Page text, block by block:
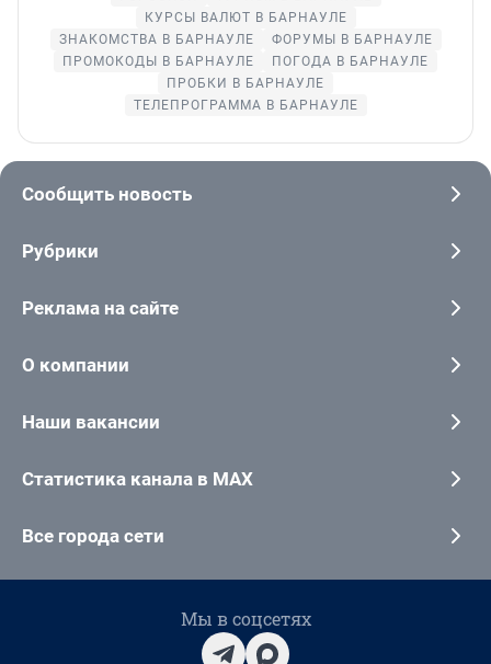
КУРСЫ ВАЛЮТ В БАРНАУЛЕ
ЗНАКОМСТВА В БАРНАУЛЕ
ФОРУМЫ В БАРНАУЛЕ
ПРОМОКОДЫ В БАРНАУЛЕ
ПОГОДА В БАРНАУЛЕ
ПРОБКИ В БАРНАУЛЕ
ТЕЛЕПРОГРАММА В БАРНАУЛЕ
Сообщить новость
Рубрики
Реклама на сайте
О компании
Наши вакансии
Статистика канала в MAX
Все города сети
Мы в соцсетях